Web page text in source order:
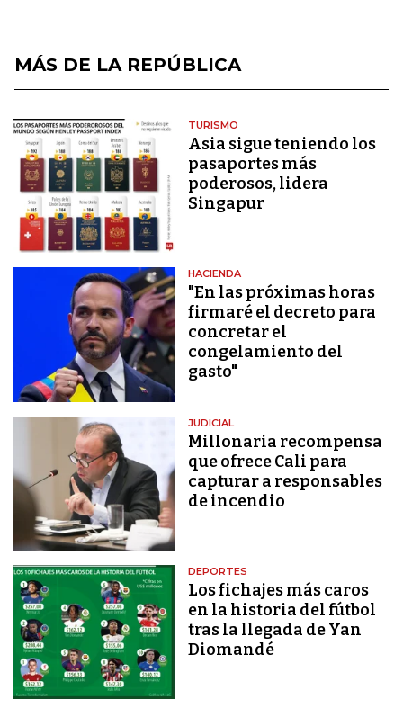
MÁS DE LA REPÚBLICA
TURISMO
Asia sigue teniendo los
pasaportes más
poderosos, lidera
Singapur
HACIENDA
"En las próximas horas
firmaré el decreto para
concretar el
congelamiento del
gasto"
JUDICIAL
Millonaria recompensa
que ofrece Cali para
capturar a responsables
de incendio
DEPORTES
Los fichajes más caros
en la historia del fútbol
tras la llegada de Yan
Diomandé